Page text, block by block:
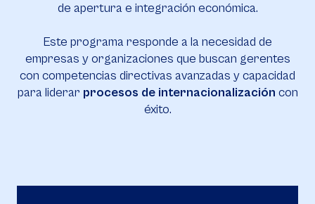
de apertura e integración económica.
Este programa responde a la necesidad de
empresas y organizaciones que buscan gerentes
con competencias directivas avanzadas y capacidad
para liderar procesos de internacionalización con
éxito.